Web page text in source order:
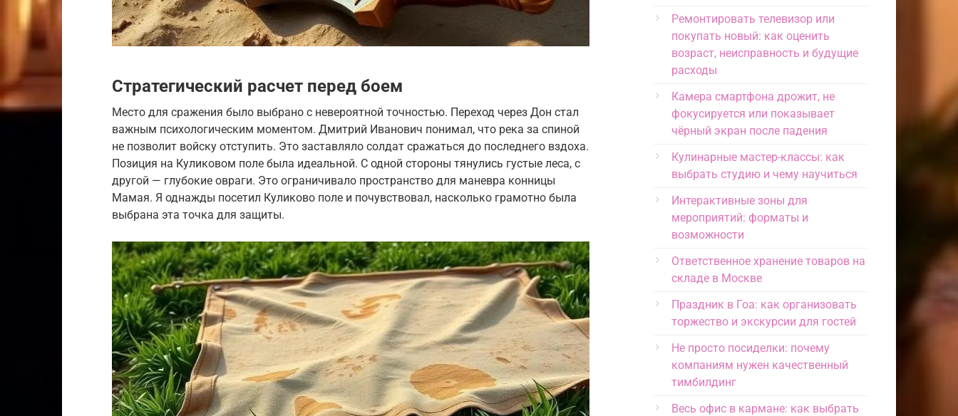
Стратегический расчет перед боем
Место для сражения было выбрано с невероятной точностью. Переход через Дон стал
важным психологическим моментом. Дмитрий Иванович понимал, что река за спиной
не позволит войску отступить. Это заставляло солдат сражаться до последнего вздоха.
Позиция на Куликовом поле была идеальной. С одной стороны тянулись густые леса, с
другой — глубокие овраги. Это ограничивало пространство для маневра конницы
Мамая. Я однажды посетил Куликово поле и почувствовал, насколько грамотно была
выбрана эта точка для защиты.
Ремонтировать телевизор или
покупать новый: как оценить
возраст, неисправность и будущие
расходы
Камера смартфона дрожит, не
фокусируется или показывает
чёрный экран после падения
Кулинарные мастер-классы: как
выбрать студию и чему научиться
Интерактивные зоны для
мероприятий: форматы и
возможности
Ответственное хранение товаров на
складе в Москве
Праздник в Гоа: как организовать
торжество и экскурсии для гостей
Не просто посиделки: почему
компаниям нужен качественный
тимбилдинг
Весь офис в кармане: как выбрать